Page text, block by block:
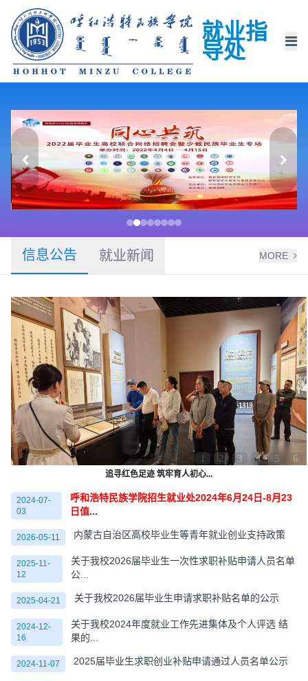
就业指
导处
信息公告 就业新闻 MORE
1 2 3 4 5 6
追寻红色足迹 筑牢育人初心...
2024-07-
03
呼和浩特民族学院招生就业处2024年6月24日-8月23
日值...
2026-05-11 内蒙古自治区高校毕业生等青年就业创业支持政策
2025-11-
12
关于我校2026届毕业生一次性求职补贴申请人员名单
公...
2025-04-21 关于我校2026届毕业生申请求职补贴名单的公示
2024-12-
16
关于我校2024年度就业工作先进集体及个人评选 结
果的...
2024-11-07 2025届毕业生求职创业补贴申请通过人员名单公示